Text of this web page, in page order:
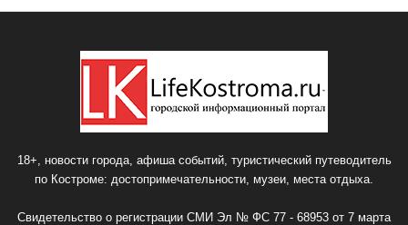
18+, новости города, афиша событий, туристический путеводитель
по Костроме: достопримечательности, музеи, места отдыха.
Свидетельство о регистрации СМИ Эл № ФС 77 - 68953 от 7 марта